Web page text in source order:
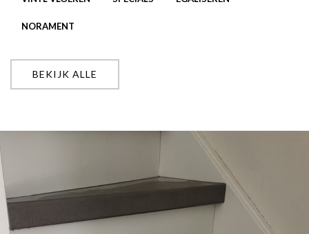
NORAMENT
BEKIJK ALLE